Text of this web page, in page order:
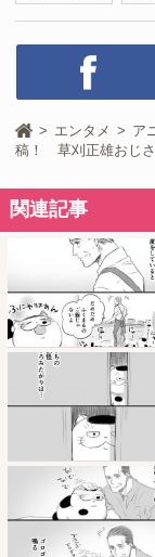
エンタメ ア
稿！ 草刈正雄おじさ
関連記事